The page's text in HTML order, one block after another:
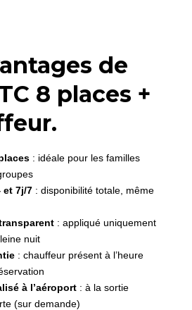
de
8 places +
: idéale pour les familles
et 7j/7 : disponibilité totale, même
: appliqué uniquement
nuit
: chauffeur présent à l’heure
à l’aéroport : à la sortie
(sur demande)